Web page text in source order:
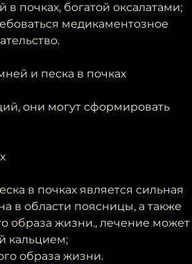
почках, богатой оксалатами;
медикаментозное
и песка в почках
они могут сформировать
в почках является сильная
в области поясницы, а также
образа жизни., лечение может
кальцием;
образа жизни.